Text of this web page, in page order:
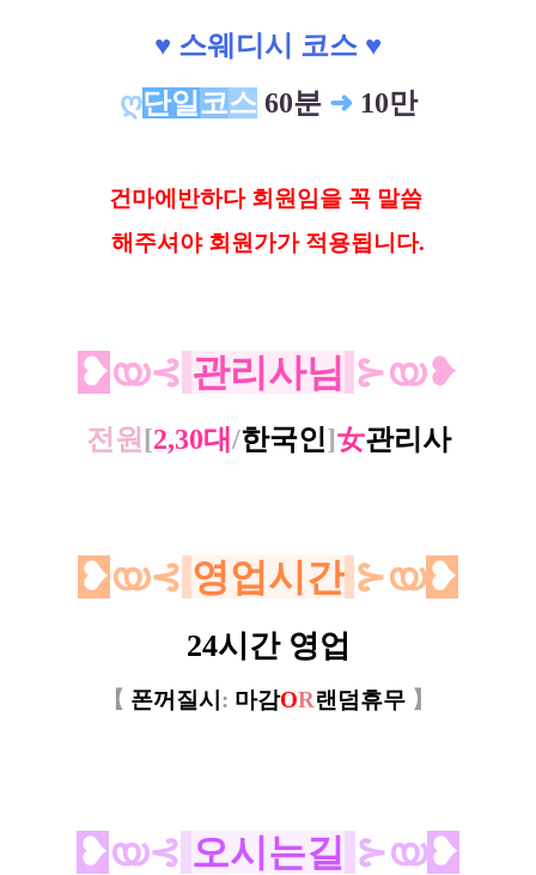
♥ 스웨디시 코스 ♥
ღ단일 코스60분 ➜ 10만
건마에반하다 회원임을 꼭 말씀
해 주셔야 회원가가 적용됩니다.
❥യ⊰ 관리사님 ⊱യ❥
전원 [2,30대/한국인]女관리사
❥യ⊰ 영업시간 ⊱യ❥
24시간 영업
【 폰꺼질시 : 마감OR랜덤휴무 】
❥യ⊰ 오시는길 ⊱യ❥